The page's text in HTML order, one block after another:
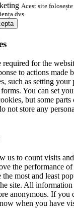
Acest site
dvs.
required for the
to actions made
such as setting your
You can set
but some
not store any
us to count visits
the performance
most and least
site. All information
anonymous. If you
when you have